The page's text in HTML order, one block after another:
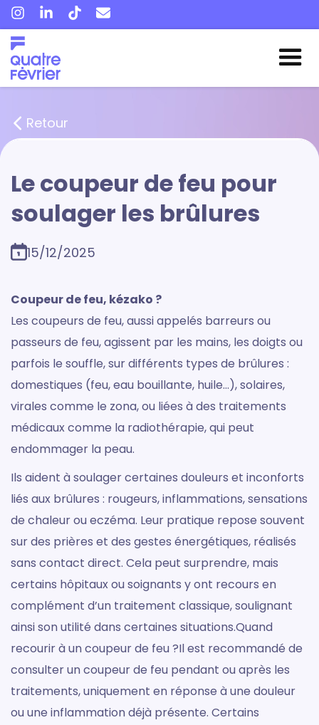
Retour
Le coupeur de feu pour
soulager les brûlures
15/12/2025
Coupeur de feu, kézako ?
Les coupeurs de feu, aussi appelés barreurs ou
passeurs de feu, agissent par les mains, les doigts ou
parfois le souffle, sur différents types de brûlures :
domestiques (feu, eau bouillante, huile…), solaires,
virales comme le zona, ou liées à des traitements
médicaux comme la radiothérapie, qui peut
endommager la peau.
Ils aident à soulager certaines douleurs et inconforts
liés aux brûlures : rougeurs, inflammations, sensations
de chaleur ou eczéma. Leur pratique repose souvent
sur des prières et des gestes énergétiques, réalisés
sans contact direct. Cela peut surprendre, mais
certains hôpitaux ou soignants y ont recours en
complément d’un traitement classique, soulignant
ainsi son utilité dans certaines situations.Quand
recourir à un coupeur de feu ?Il est recommandé de
consulter un coupeur de feu pendant ou après les
traitements, uniquement en réponse à une douleur
ou une inflammation déjà présente. Certains